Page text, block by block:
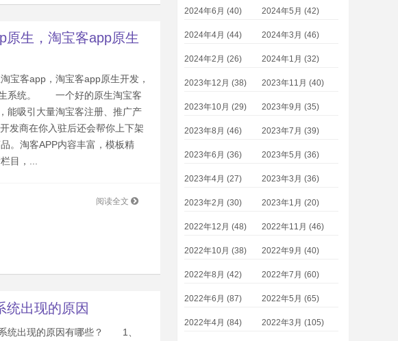
原生，淘宝客app原生
客app，淘宝客app原生开发，
系统。 一个好的原生淘宝客
能吸引大量淘宝客注册、推广产
发商在你入驻后还会帮你上下架
。淘客APP内容丰富，模板精
目，...
阅读全文
统出现的原因
出现的原因有哪些？ 1、
2024年6月 (40) 2024年5月 (42)
2024年4月 (44) 2024年3月 (46)
2024年2月 (26) 2024年1月 (32)
2023年12月 (38) 2023年11月 (40)
2023年10月 (29) 2023年9月 (35)
2023年8月 (46) 2023年7月 (39)
2023年6月 (36) 2023年5月 (36)
2023年4月 (27) 2023年3月 (36)
2023年2月 (30) 2023年1月 (20)
2022年12月 (48) 2022年11月 (46)
2022年10月 (38) 2022年9月 (40)
2022年8月 (42) 2022年7月 (60)
2022年6月 (87) 2022年5月 (65)
2022年4月 (84) 2022年3月 (105)